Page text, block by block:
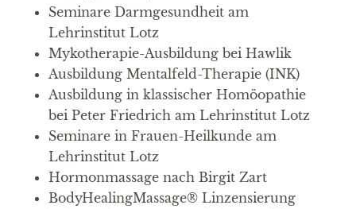
Seminare Darmgesundheit am
Lehrinstitut Lotz
Mykotherapie-Ausbildung bei Hawlik
Ausbildung Mentalfeld-Therapie (INK)
Ausbildung in klassischer Homöopathie
bei Peter Friedrich am Lehrinstitut Lotz
Seminare in Frauen-Heilkunde am
Lehrinstitut Lotz
Hormonmassage nach Birgit Zart
BodyHealingMassage® Linzensierung